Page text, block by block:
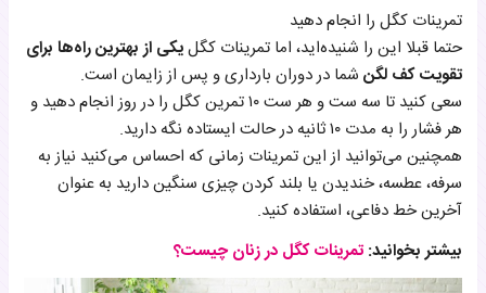
تمرینات کگل را انجام دهید
حتما قبلا این را شنیده‌اید، اما تمرینات کگلیکی از بهترین راه‌ها برای
تقویت کف لگن شما در دوران بارداری و پس از زایمان است.
سعی کنید تا سه ست و هر ست ۱۰ تمرین کگل را در روز انجام دهید و
هر فشار را به مدت ۱۰ ثانیه در حالت ایستاده نگه دارید.
همچنین می‌توانید از این تمرینات زمانی که احساس می‌کنید نیاز به
سرفه، عطسه، خندیدن یا بلند کردن چیزی سنگین دارید به عنوان
آخرین خط دفاعی، استفاده کنید.
بیشتر بخوانید: تمرینات کگل در زنان چیست؟